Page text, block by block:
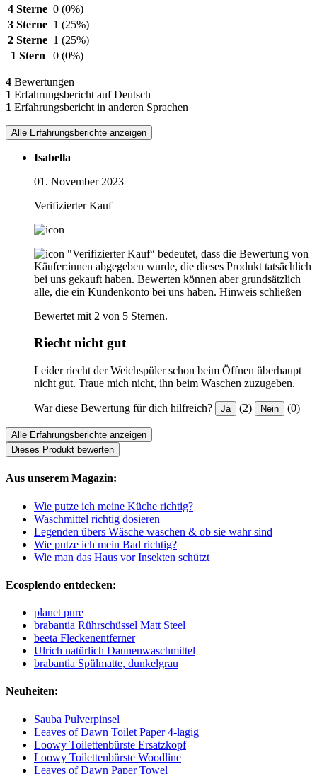
4 Sterne 0 (0%)
3 Sterne 1 (25%)
2 Sterne 1 (25%)
1 Stern
0 (0%)
4 Bewertungen
1 Erfahrungsbericht auf Deutsch
1 Erfahrungsbericht in anderen Sprachen
Alle Erfahrungsberichte anzeigen
Isabella
01. November 2023
Verifizierter Kauf
"Verifizierter Kauf“ bedeutet, dass die Bewertung von
Käufer:innen abgegeben wurde, die dieses Produkt tatsächlich
bei uns gekauft haben. Bewerten können aber grundsätzlich
alle, die ein Kundenkonto bei uns haben. Hinweis schließen
Bewertet mit 2 von 5 Sternen.
Riecht nicht gut
Leider riecht der Weichspüler schon beim Öffnen überhaupt
nicht gut. Traue mich nicht, ihn beim Waschen zuzugeben.
War diese Bewertung für dich hilfreich? Ja (2) Nein (0)
Alle Erfahrungsberichte anzeigen
Dieses Produkt bewerten
Aus unserem Magazin:
Wie putze ich meine Küche richtig?
Waschmittel richtig dosieren
Legenden übers Wäsche waschen & ob sie wahr sind
Wie putze ich mein Bad richtig?
Wie man das Haus vor Insekten schützt
Ecosplendo entdecken:
planet pure
brabantia Rührschüssel Matt Steel
beeta Fleckenentferner
Ulrich natürlich Daunenwaschmittel
brabantia Spülmatte, dunkelgrau
Neuheiten:
Sauba Pulverpinsel
Leaves of Dawn Toilet Paper 4-lagig
Loowy Toilettenbürste Ersatzkopf
Loowy Toilettenbürste Woodline
Leaves of Dawn Paper Towel